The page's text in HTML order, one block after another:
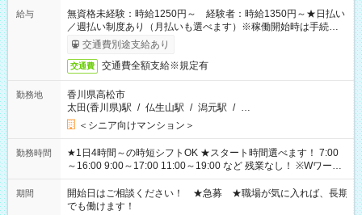
給与
無資格未経験：時給1250円～ 経験者：時給1350円～★日払い
／週払い制度あり（月払いも選べます）※稼働開始時は手続き完
了次第のお支払いとなります。
交通費別途支給あり
交通費 交通費全額支給※規定有
勤務地
香川県高松市
太田(香川県)駅 / 仏生山駅 / 潟元駅 / …
＜シニア向けマンション＞
勤務時間
★1日4時間～の時短シフトOK ★スタート時間選べます！ 7:00
～16:00 9:00～17:00 11:00～19:00 など 残業なし！ ※Wワーク
の場合、他のお仕事と合わせ週40時間超の就業はご案内できま
せん ※法令に基づき、週20時間以上勤務は社会保険への加入対
象となります ※労働者派遣法（日雇い派遣の原則禁止）によ
期間
開始日はご相談ください！ ★急募 ★職場が気に入れば、長期
でも働けます！